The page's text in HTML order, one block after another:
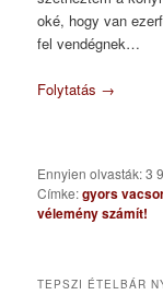
oké, hogy van
fel vendégnek…
Folytatás →
Ennyien olvasták: 3
Címke:gyors
vélemény számít!
TEPSZI ÉTELBÁR